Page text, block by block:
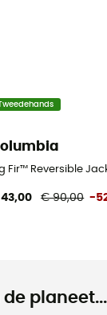
Fir™ Reversible
€ 90,00 -
planeet...